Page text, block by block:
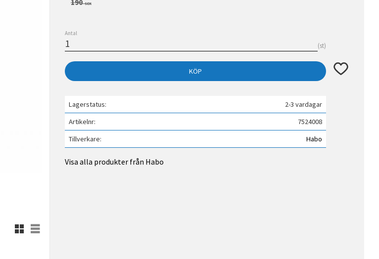
Rutnätsvy
Listvy
190SEK
Antal
st
KÖP Lägg till i
Lagerstatus
2-3 vardagar
Artikelnr
7524008
Tillverkare
Habo
Visa alla produkter från Habo